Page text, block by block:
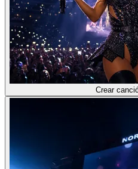
Crear